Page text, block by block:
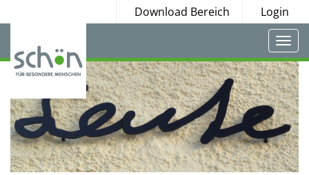
Download Bereich Login